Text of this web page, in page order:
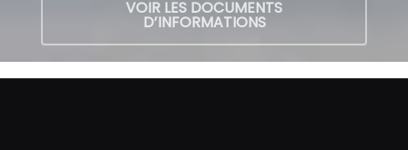
VOIR LES DOCUMENTS
D’INFORMATIONS